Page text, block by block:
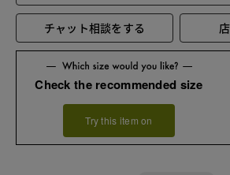
チャット相談をする
Check the recommended size
Try this item on